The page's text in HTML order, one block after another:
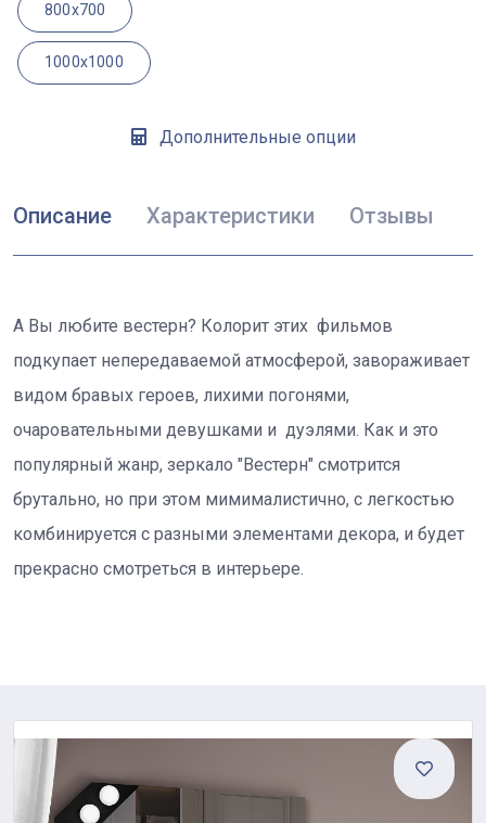
800x700
1000x1000
Дополнительные опции
Описание Характеристики Отзывы
А Вы любите вестерн? Колорит этих фильмов
подкупает непередаваемой атмосферой, завораживает
видом бравых героев, лихими погонями,
очаровательными девушками и дуэлями. Как и это
популярный жанр, зеркало "Вестерн" смотрится
брутально, но при этом мимималистично, с легкостью
комбинируется с разными элементами декора, и будет
прекрасно смотреться в интерьере.